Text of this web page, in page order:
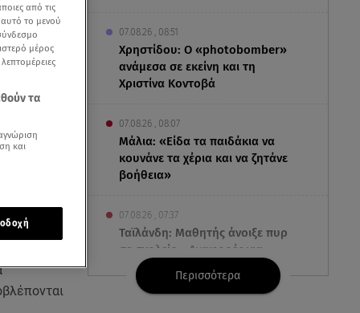
07.08.26 , 08:51
Χρηστίδου: Ο «photobomber»
ανάμεσα σε εκείνη και τη
Χριστίνα Κοντοβά
07.08.26 , 08:07
Μάλια: «Είδα τα παιδάκια να
κουνάνε τα χέρια και να ζητάνε
βοήθεια»
07.08.26 , 07:37
Ταϊλάνδη: Μαθητής άνοιξε πυρ
σε σχολείο - Αναφορές για
νεκρούς
Περισσότερα
από τις
αυτό το μενού
μέρος
τα
και